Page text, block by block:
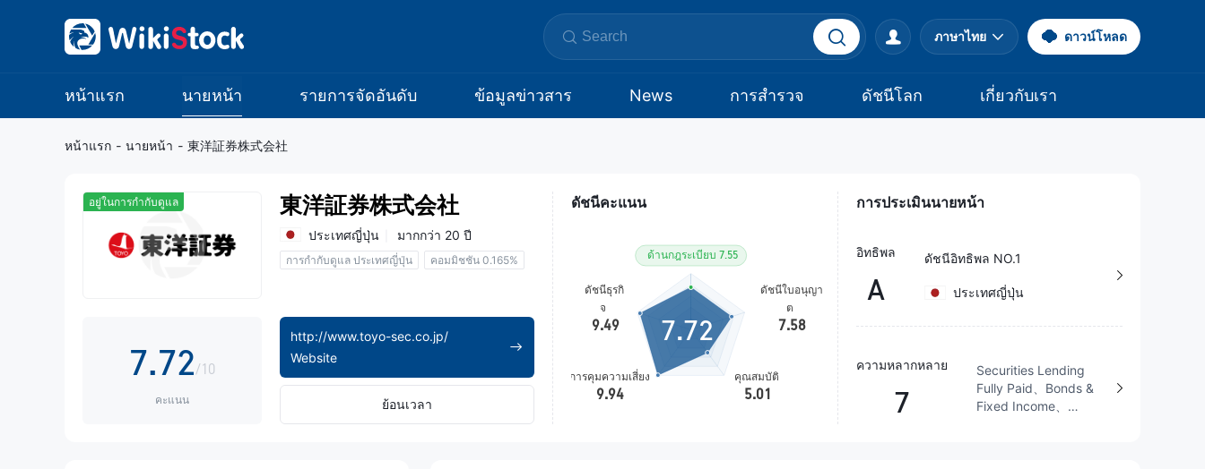
ภาษาไทย ดาวน์โหลด
หน้าแรก นายหน้า รายการจัดอันดับ ข้อมูลข่าวสาร News การสำรวจ ดัชนีโลก เกี่ยวกับเรา
หน้าแรก - นายหน้า - 東洋証券株式会社
อยู่ในการกำกับดูแล
0
2
3
4
7.
0
2
3
4
7
8
2
3
/10
คะแนน
東洋証券株式会社
ประเทศญี่ปุ่น มากกว่า 20 ปี
การกำกับดูแล ประเทศญี่ปุ่น คอมมิชชัน 0.165%
http://www.toyo-sec.co.jp/
Website
ย้อนเวลา
ดัชนีคะแนน
7.72
การประเมินนายหน้า
อิทธิพล
A
ดัชนีอิทธิพล NO.1
ประเทศญี่ปุ่น
ความหลากหลาย
7
Securities Lending
Fully Paid、Bonds &
Fixed Income、